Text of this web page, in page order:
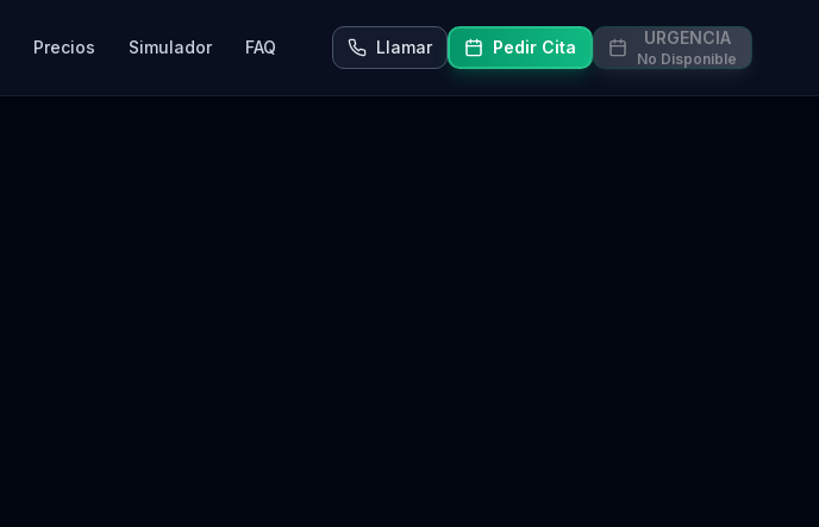
Precios Simulador FAQ Llamar Pedir Cita URGENCIA
No Disponible